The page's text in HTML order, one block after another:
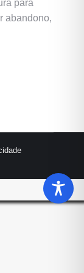
para
abandono,